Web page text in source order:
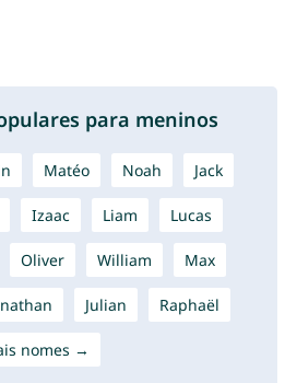
para meninos
Matéo Noah Jack
Izaac Liam Lucas
Oliver William Max
Julian Raphaël
nomes →